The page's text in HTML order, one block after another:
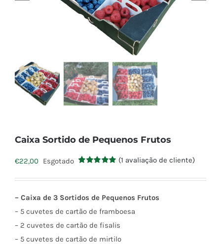
Caixa Sortido de Pequenos Frutos
€22,00 Esgotado
com5.00em
em
classificação
de cliente
(1 avaliação de cliente)
– Caixa de 3 Sortidos de Pequenos Frutos
– 5 cuvetes de cartão de framboesa
– 2 cuvetes de cartão de fisalis
– 5 cuvetes de cartão de mirtilo